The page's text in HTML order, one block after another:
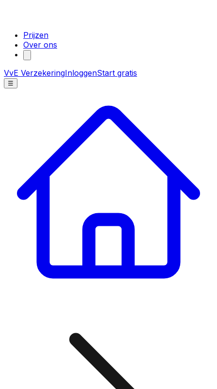
Prijzen
Over ons
VvE VerzekeringInloggenStart gratis
☰